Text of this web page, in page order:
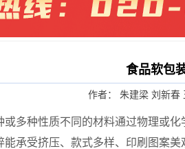
食品软包
作者： 朱建梁 刘新
种性质不同的材料通过物理或化
承受挤压、款式多样、印刷图案